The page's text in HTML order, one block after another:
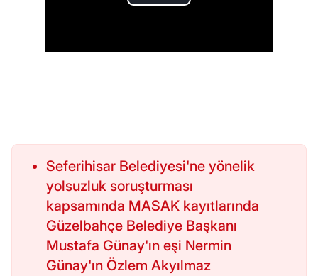
Seferihisar Belediyesi'ne yönelik
yolsuzluk soruşturması
kapsamında MASAK kayıtlarında
Güzelbahçe Belediye Başkanı
Mustafa Günay'ın eşi Nermin
Günay'ın Özlem Akyılmaz